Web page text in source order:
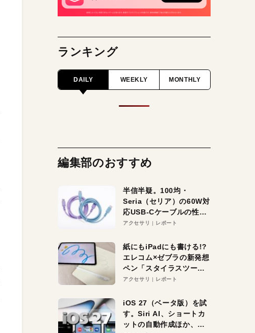
ランキング
DAILY WEEKLY MONTHLY
編集部のおすすめ
半信半疑。100均・
Seria（セリア）の60W対
応USB-Cケーブルの性能
を検証。超コスパの1本を
アクセサリ レポート
紙にもiPadにも書ける!?
エレコム×ゼブラの新発想
ペン「スタイラスツーウ
ェイ」レビュー。持ち替
アクセサリ レポート
iOS 27（ベータ版）を試
す。Siri AI、ショートカ
ットの自動作成ほか、期